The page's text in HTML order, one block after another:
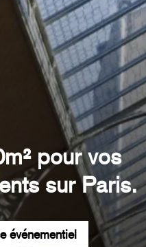
pour vos
sur Paris.
événementiel